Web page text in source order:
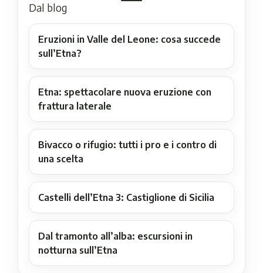
Dal blog
Eruzioni in Valle del Leone: cosa succede
sull’Etna?
Etna: spettacolare nuova eruzione con
frattura laterale
Bivacco o rifugio: tutti i pro e i contro di
una scelta
Castelli dell’Etna 3: Castiglione di Sicilia
Dal tramonto all’alba: escursioni in
notturna sull’Etna